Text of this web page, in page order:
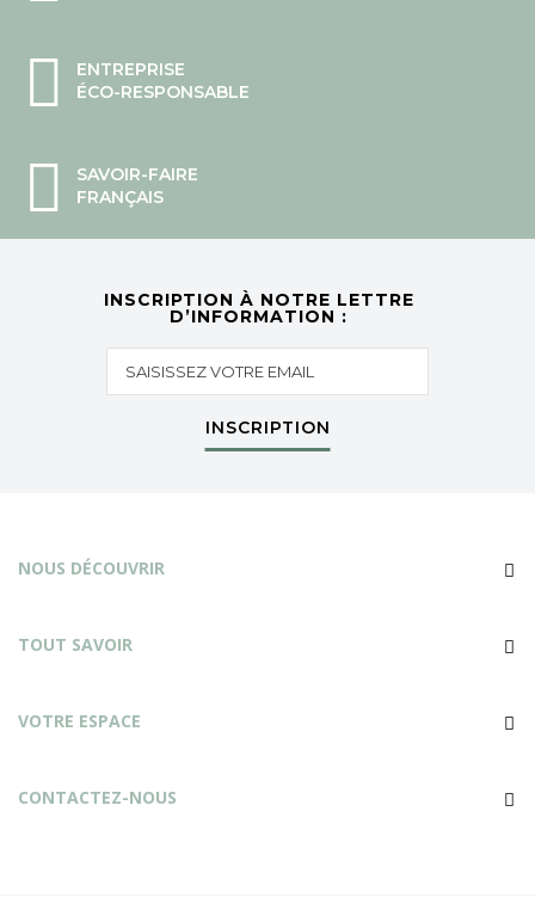
ENTREPRISE
ÉCO-RESPONSABLE
SAVOIR-FAIRE
FRANÇAIS
INSCRIPTION À NOTRE LETTRE
D’INFORMATION :
INSCRIPTION
NOUS DÉCOUVRIR
TOUT SAVOIR
VOTRE ESPACE
CONTACTEZ-NOUS